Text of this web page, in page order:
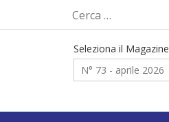
Ricerca
per:
Seleziona il Magazine
N° 73 - aprile 2026